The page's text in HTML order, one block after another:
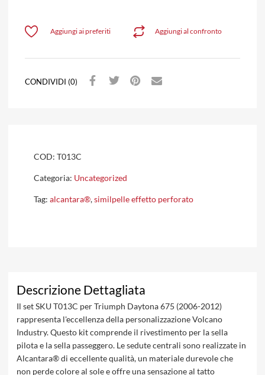
Aggiungi al confronto
Aggiungi ai preferiti
CONDIVIDI (0)
COD: T013C
Categoria: Uncategorized
Tag: alcantara®,similpelle effetto perforato
Descrizione Dettagliata
Il set SKU T013C per Triumph Daytona 675 (2006-2012)
rappresenta l'eccellenza della personalizzazione Volcano
Industry. Questo kit comprende il rivestimento per la sella
pilota e la sella passeggero. Le sedute centrali sono realizzate in
Alcantara® di eccellente qualità, un materiale durevole che
non perde colore al sole e offre una sensazione al tatto